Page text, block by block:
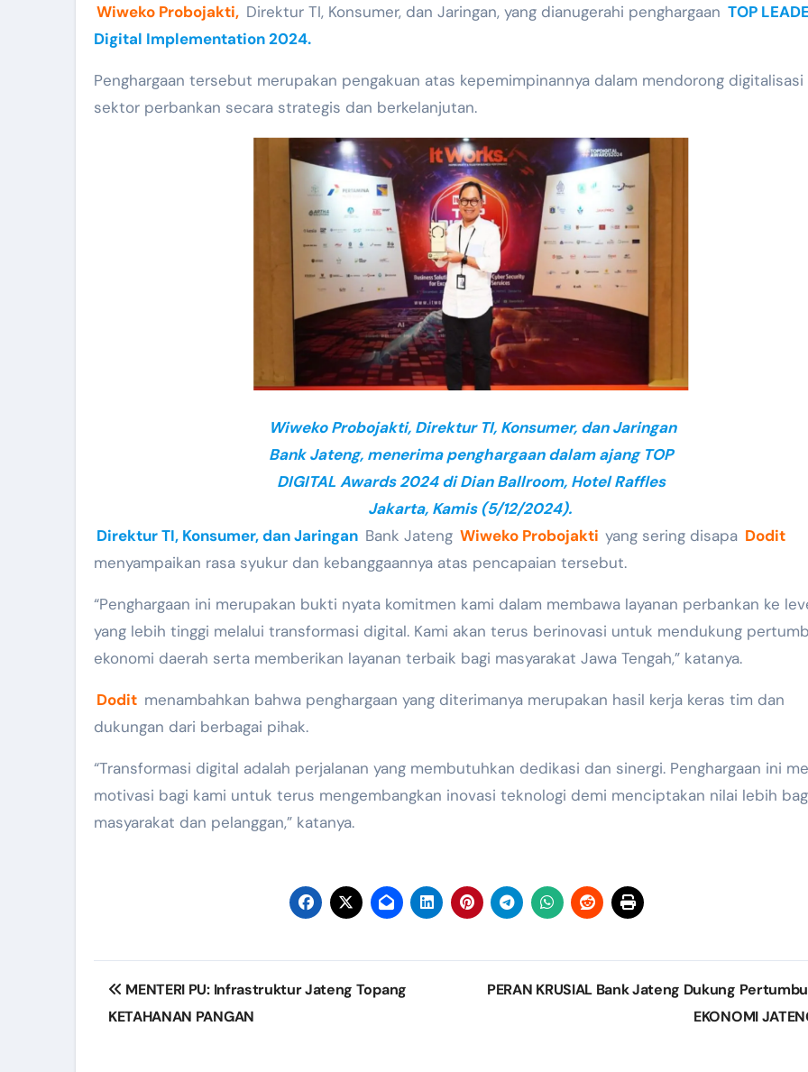
Wiweko Probojakti, Direktur TI, Konsumer, dan Jaringan, yang dianugerahi penghargaan TOP
Digital Implementation 2024.
Penghargaan tersebut merupakan pengakuan atas kepemimpinannya dalam mendorong
sektor perbankan secara strategis dan berkelanjutan.
Wiweko Probojakti, Direktur TI, Konsumer, dan Jaringan
Bank Jateng, menerima penghargaan dalam ajang TOP
DIGITAL Awards 2024 di Dian Ballroom, Hotel Raffles
Jakarta, Kamis (5/12/2024).
Direktur TI, Konsumer, dan Jaringan Bank Jateng Wiweko Probojakti yang sering disapa Dodit
menyampaikan rasa syukur dan kebanggaannya atas pencapaian tersebut.
“Penghargaan ini merupakan bukti nyata komitmen kami dalam membawa layanan perbankan ke
yang lebih tinggi melalui transformasi digital. Kami akan terus berinovasi untuk mendukung
ekonomi daerah serta memberikan layanan terbaik bagi masyarakat Jawa Tengah,” katanya.
Dodit menambahkan bahwa penghargaan yang diterimanya merupakan hasil kerja keras tim dan
dukungan dari berbagai pihak.
“Transformasi digital adalah perjalanan yang membutuhkan dedikasi dan sinergi. Penghargaan ini
motivasi bagi kami untuk terus mengembangkan inovasi teknologi demi menciptakan nilai lebih
masyarakat dan pelanggan,” katanya.
Post
navigation
MENTERI PU: Infrastruktur Jateng Topang
KETAHANAN PANGAN
PERAN KRUSIAL Bank Jateng Dukung
EKONOMI